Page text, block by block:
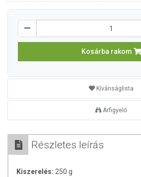
Kosárba rakom
Kívánságlista
Árfigyelő
Részletes leírás
Kiszerelés: 250 g